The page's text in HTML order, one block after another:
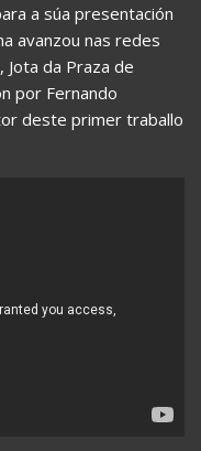
a súa presentación
avanzou nas redes
da Praza de
por Fernando
deste primer traballo